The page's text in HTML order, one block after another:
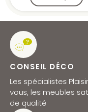
CONSEIL DÉCO
Les spécialistes
vous, les meubles
de qualité